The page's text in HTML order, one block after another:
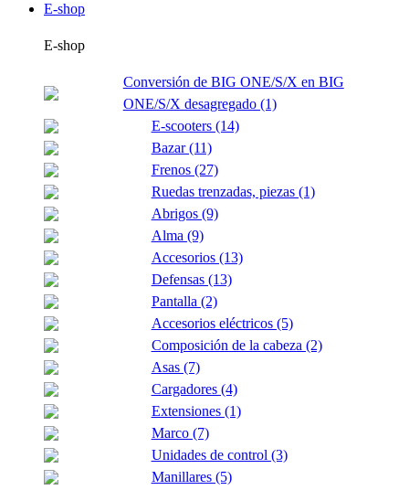
E-shop
E-shop
Conversión de BIG ONE/S/X en BIG
ONE/S/X desagregado (1)
E-scooters (14)
Bazar (11)
Frenos (27)
Ruedas trenzadas, piezas (1)
Abrigos (9)
Alma (9)
Accesorios (13)
Defensas (13)
Pantalla (2)
Accesorios eléctricos (5)
Composición de la cabeza (2)
Asas (7)
Cargadores (4)
Extensiones (1)
Marco (7)
Unidades de control (3)
Manillares (5)